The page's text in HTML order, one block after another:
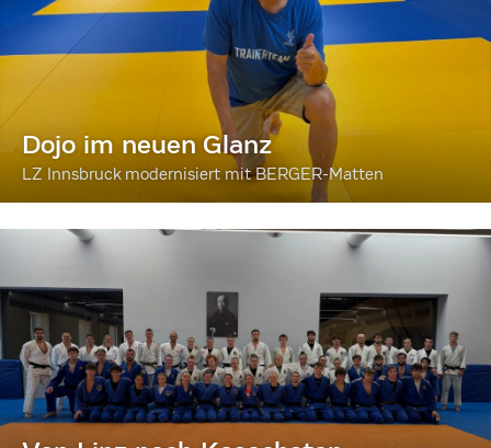
Dojo im neuen Glanz
LZ Innsbruck modernisiert mit BERGER-Matten